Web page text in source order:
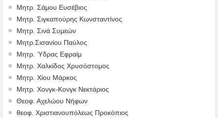
Μητρ. Σάμου Ευσέβιος
Μητρ. Σιγκαπούρης Κωνσταντίνος
Μητρ. Σινά Συμεών
Μητρ.Σισανίου Παύλος
Μητρ. Ύδρας Εφραίμ
Μητρ. Χαλκίδος Χρυσόστομος
Μητρ. Χίου Μάρκος
Μητρ. Χονγκ-Κονγκ Νεκτάριος
Θεοφ. Αχελώου Νήφων
θεοφ. Χριστιανουπόλεως Προκόπιος